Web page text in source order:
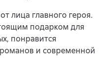
лица главного героя.
подарком для
понравится
и современной